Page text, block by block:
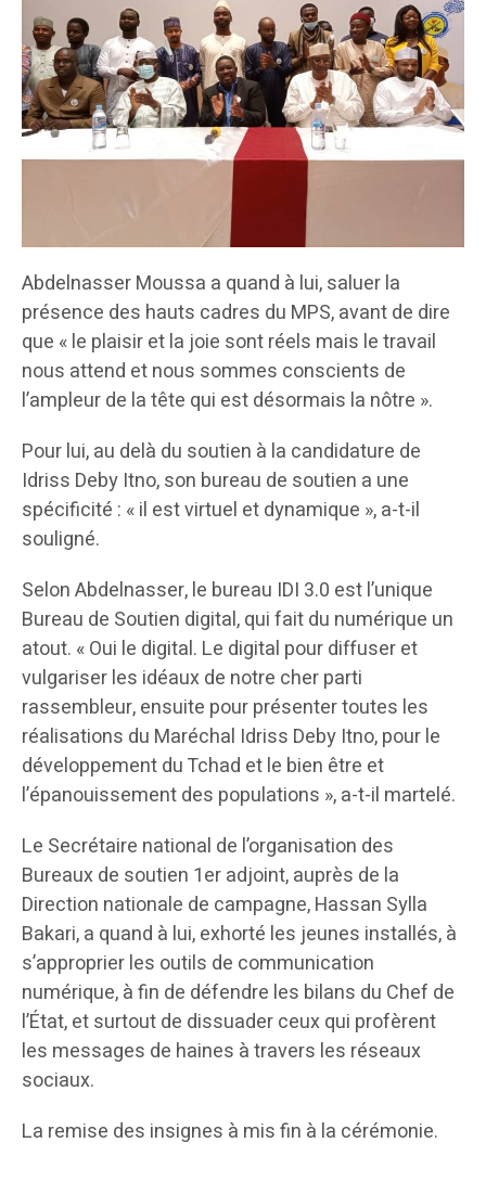
Abdelnasser Moussa a quand à lui, saluer la
présence des hauts cadres du MPS, avant de dire
que « le plaisir et la joie sont réels mais le travail
nous attend et nous sommes conscients de
l’ampleur de la tête qui est désormais la nôtre ».
Pour lui, au delà du soutien à la candidature de
Idriss Deby Itno, son bureau de soutien a une
spécificité : « il est virtuel et dynamique », a-t-il
souligné.
Selon Abdelnasser, le bureau IDI 3.0 est l’unique
Bureau de Soutien digital, qui fait du numérique un
atout. « Oui le digital. Le digital pour diffuser et
vulgariser les idéaux de notre cher parti
rassembleur, ensuite pour présenter toutes les
réalisations du Maréchal Idriss Deby Itno, pour le
développement du Tchad et le bien être et
l’épanouissement des populations », a-t-il martelé.
Le Secrétaire national de l’organisation des
Bureaux de soutien 1er adjoint, auprès de la
Direction nationale de campagne, Hassan Sylla
Bakari, a quand à lui, exhorté les jeunes installés, à
s’approprier les outils de communication
numérique, à fin de défendre les bilans du Chef de
l’État, et surtout de dissuader ceux qui profèrent
les messages de haines à travers les réseaux
sociaux.
La remise des insignes à mis fin à la cérémonie.